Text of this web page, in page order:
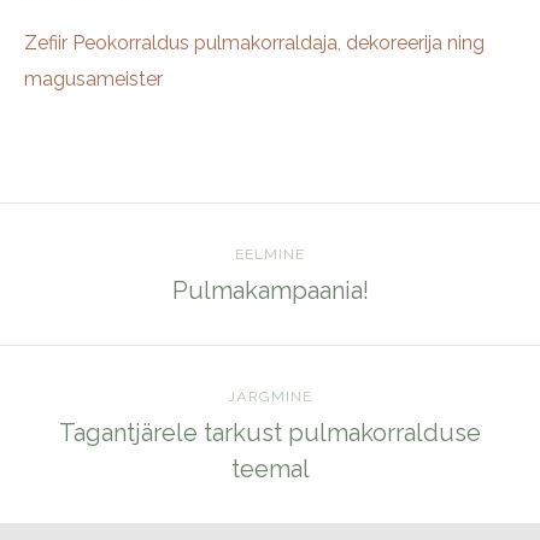
Zefiir Peokorraldus pulmakorraldaja, dekoreerija ning
magusameister
EELMINE
Pulmakampaania!
JÄRGMINE
Tagantjärele tarkust pulmakorralduse
teemal